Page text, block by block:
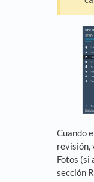
Cuando
revisión,
Fotos (si
sección